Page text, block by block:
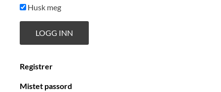
Husk meg
Registrer
Mistet passord